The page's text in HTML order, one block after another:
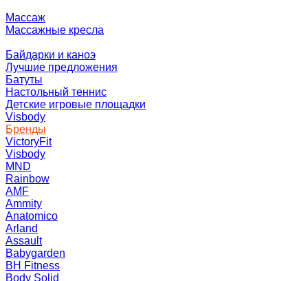
Массаж
Массажные кресла
Байдарки и каноэ
Лучшие предложения
Батуты
Настольный теннис
Детские игровые площадки
Visbody
Бренды
VictoryFit
Visbody
MND
Rainbow
AMF
Ammity
Anatomico
Arland
Assault
Babygarden
BH Fitness
Body Solid